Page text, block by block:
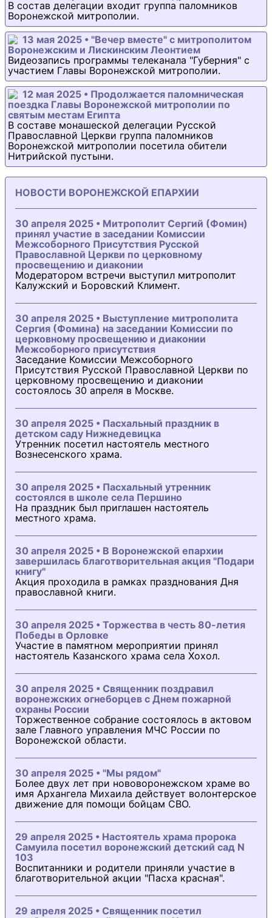
В состав делегации входит группа паломников
Воронежской митрополии.
13 мая 2025 • "Вечер вместе" с митрополитом
Воронежским и Лискинским Леонтием
Видеозапись программы телеканала "Губерния" с
участием Главы Воронежской митрополии.
12 мая 2025 • Продолжается паломническая
поездка Главы Воронежской митрополии по
святым местам Египта
В составе монашеской делегации Русской
Православной Церкви группа паломников
Воронежской митрополии посетила обители
Нитрийской пустыни.
НОВОСТИ ВОРОНЕЖСКОЙ ЕПАРХИИ
30 апреля 2025 • Митрополит Сергий (Фомин)
принял участие в заседании Комиссии
Межсоборного Присутствия Русской
Православной Церкви по церковному
просвещению и диаконии
Модератором встречи выступил митрополит
Калужский и Боровский Климент.
30 апреля 2025 • Выступление митрополита
Сергия (Фомина) на заседании Комиссии по
церковному просвещению и диаконии
Межсоборного присутствия
Заседание Комиссии Межсоборного
Присутствия Русской Православной Церкви по
церковному просвещению и диаконии
состоялось 30 апреля в Москве.
30 апреля 2025 • Пасхальный праздник в
детском саду Нижнедевицка
Утренник посетил настоятель местного
Вознесенского храма.
30 апреля 2025 • Пасхальный утренник
состоялся в школе села Першино
На праздник был приглашен настоятель
местного храма.
30 апреля 2025 • В Воронежской епархии
завершилась благотворительная акция "Подари
книгу"
Акция проходила в рамках празднования Дня
православной книги.
30 апреля 2025 • Торжества в честь 80-летия
Победы в Орловке
Участие в памятном мероприятии принял
настоятель Казанского храма села Хохол.
30 апреля 2025 • Священник поздравил
воронежских огнеборцев с Днем пожарной
охраны России
Торжественное собрание состоялось в актовом
зале Главного управления МЧС России по
Воронежской области.
30 апреля 2025 • "Мы рядом"
Более двух лет при нововоронежском храме во
имя Архангела Михаила действует волонтерское
движение для помощи бойцам СВО.
29 апреля 2025 • Настоятель храма пророка
Самуила посетил воронежский детский сад N
103
Воспитанники и родители приняли участие в
благотворительной акции "Пасха красная".
29 апреля 2025 • Священник посетил